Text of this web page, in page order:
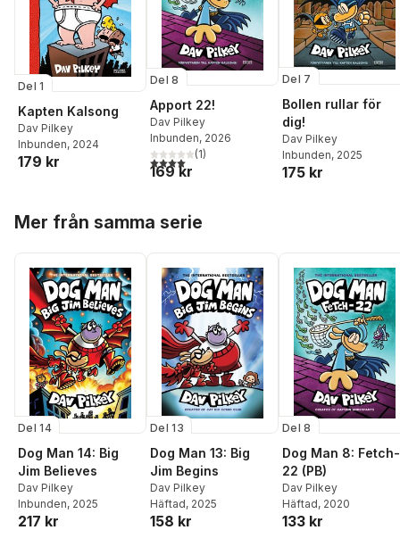
Del 1
Kapten Kalsong
Dav Pilkey
Inbunden, 2024
179 kr
Del 8
Apport 22!
Dav Pilkey
Inbunden, 2026
4,0utav 5 stjärnor. Totalt antal röster:
(1)
169 kr
Del 7
Bollen rullar för
dig!
Dav Pilkey
Inbunden, 2025
175 kr
Mer från samma serie
Del 14
Dog Man 14: Big
Jim Believes
Dav Pilkey
Inbunden, 2025
217 kr
Del 13
Dog Man 13: Big
Jim Begins
Dav Pilkey
Häftad, 2025
158 kr
Del 8
Dog Man 8: Fetch-
22 (PB)
Dav Pilkey
Häftad, 2020
133 kr